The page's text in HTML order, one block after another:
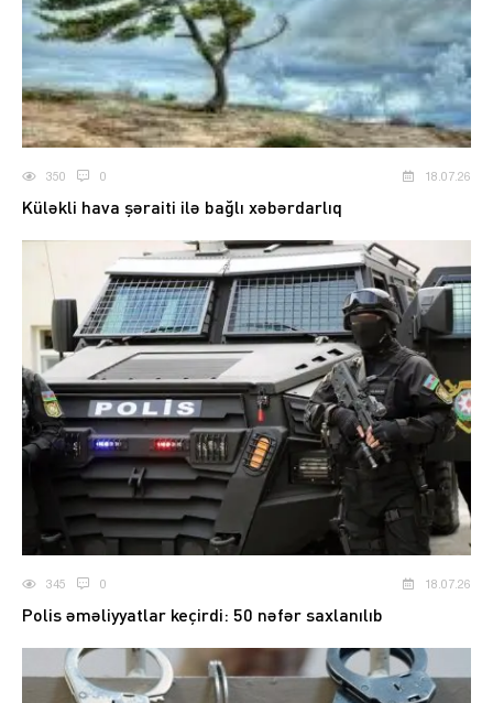
350 0 18.07.26
Küləkli hava şəraiti ilə bağlı xəbərdarlıq
345 0 18.07.26
Polis əməliyyatlar keçirdi: 50 nəfər saxlanılıb